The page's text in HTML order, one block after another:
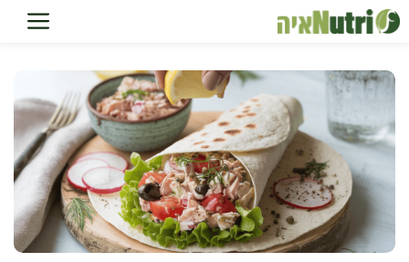
לדלג
לתוכן